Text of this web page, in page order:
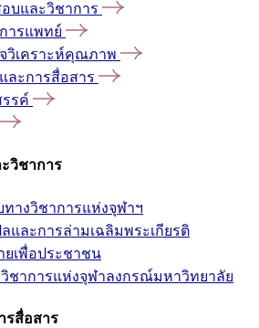
บและวิชาการ
ารแพทย์
วิเคราะห์คุณภาพ
ละการสื่อสาร
รค์
วิชาการ
างวิชาการแห่งจุฬาฯ
และการล่ามเฉลิมพระเกียรติ
เพื่อประชาชน
ชาการแห่งจุฬาลงกรณ์มหาวิทยาลัย
รสื่อสาร